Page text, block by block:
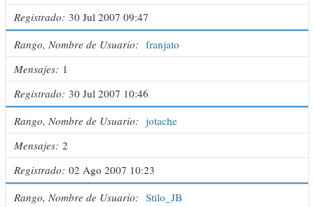
Registrado 30 Jul 2007 09:47
Rango, Nombre de Usuario
franjato
Mensajes 1
Registrado 30 Jul 2007 10:46
Rango, Nombre de Usuario
jotache
Mensajes 2
Registrado 02 Ago 2007 10:23
Rango, Nombre de Usuario
Stilo_JB